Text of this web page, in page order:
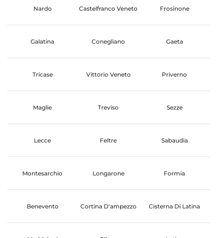
Nardo Castelfranco Veneto Frosinone
Galatina Conegliano Gaeta
Tricase Vittorio Veneto Priverno
Maglie Treviso Sezze
Lecce Feltre Sabaudia
Montesarchio Longarone Formia
Benevento Cortina D'ampezzo Cisterna Di Latina